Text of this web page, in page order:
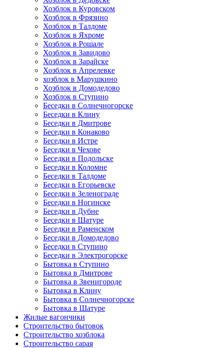
Хозблок в Куровском
Хозблок в Фрязино
Хозблок в Талдоме
Хозблок в Яхроме
Хозблок в Рошале
Хозблок в Завидово
Хозблок в Зарайске
Хозблок в Апрелевке
хозблок в Марушкино
Хозблок в Домодедово
Хозблок в Ступино
Беседки в Солнечногорске
Беседки в Клину
Беседки в Дмитрове
Беседки в Конаково
Беседки в Истре
Беседки в Чехове
Беседки в Подольске
Беседки в Коломне
Беседки в Талдоме
Беседки в Егорьевске
Беседки в Зеленограде
Беседки в Ногинске
Беседки в Дубне
Беседки в Шатуре
Беседки в Раменском
Беседки в Домодедово
Беседки в Ступино
Беседки в Электрогорске
Бытовка в Ступино
Бытовка в Дмитрове
Бытовка в Звенигороде
Бытовка в Клину
Бытовка в Солнечногорске
Бытовка в Шатуре
Жилые вагончики
Строительство бытовок
Строительство хозблока
Строительство сарая